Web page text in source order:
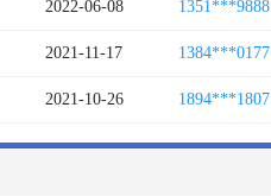
2022-06-08 1351***9888
2021-11-17 1384***0177
2021-10-26 1894***1807